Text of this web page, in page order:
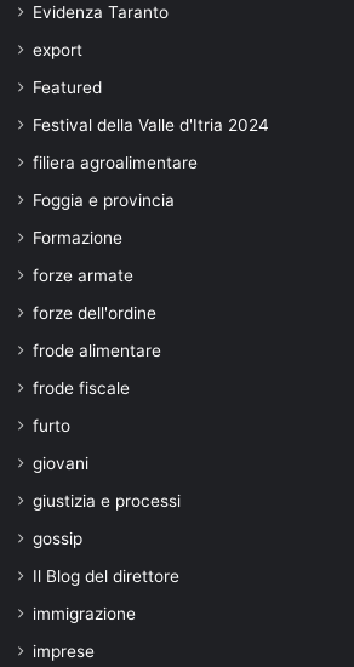
Evidenza Taranto
export
Featured
Festival della Valle d'Itria 2024
filiera agroalimentare
Foggia e provincia
Formazione
forze armate
forze dell'ordine
frode alimentare
frode fiscale
furto
giovani
giustizia e processi
gossip
Il Blog del direttore
immigrazione
imprese